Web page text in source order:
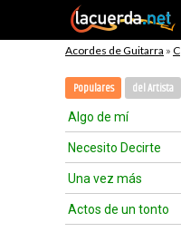
Acordes de Guitarra » C
Populares del Artista
Algo de mí
Necesito Decirte
Una vez más
Actos de un tonto